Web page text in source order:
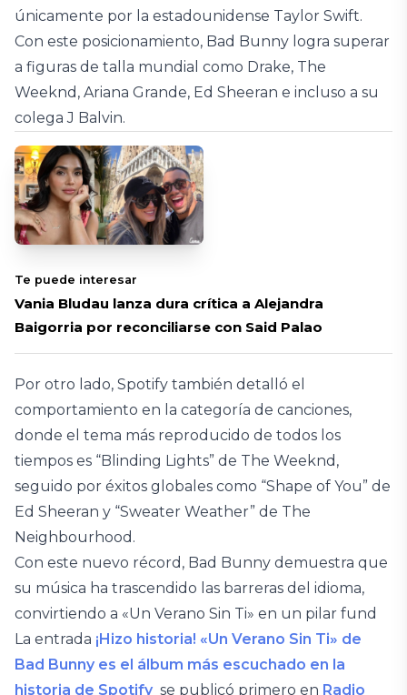
únicamente por la estadounidense Taylor Swift.
Con este posicionamiento, Bad Bunny logra superar
a figuras de talla mundial como Drake, The
Weeknd, Ariana Grande, Ed Sheeran e incluso a su
colega J Balvin.
Te puede interesar
Vania Bludau lanza dura crítica a Alejandra
Baigorria por reconciliarse con Said Palao
Por otro lado, Spotify también detalló el
comportamiento en la categoría de canciones,
donde el tema más reproducido de todos los
tiempos es “Blinding Lights” de The Weeknd,
seguido por éxitos globales como “Shape of You” de
Ed Sheeran y “Sweater Weather” de The
Neighbourhood.
Con este nuevo récord, Bad Bunny demuestra que
su música ha trascendido las barreras del idioma,
convirtiendo a «Un Verano Sin Ti» en un pilar fund
La entrada ¡Hizo historia! «Un Verano Sin Ti» de
Bad Bunny es el álbum más escuchado en la
historia de Spotify se publicó primero en Radio